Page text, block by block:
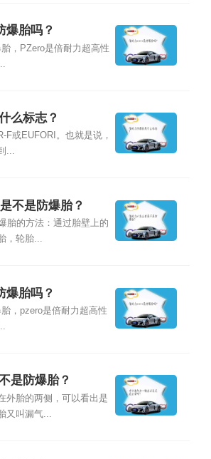
爆胎吗？
，PZero是倍耐力超高性
么标志？
F或EUFORI。也就是说，
...
不是防爆胎？
胎的方法：通过胎壁上的
，轮胎...
爆胎吗？
，pzero是倍耐力超高性
是防爆胎？
外胎的两侧，可以看出是
又叫漏气...